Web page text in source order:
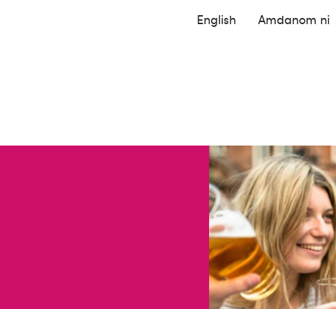
English Amdanom ni